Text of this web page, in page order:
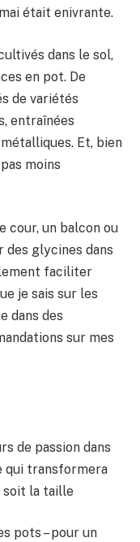
était enivrante.
dans le sol,
en pot. De
de variétés
entraînées
Et, bien
moins
cour, un balcon ou
des glycines dans
faciliter
je sais sur les
dans des
sur mes
de passion dans
qui transformera
soit la taille
pots – pour un